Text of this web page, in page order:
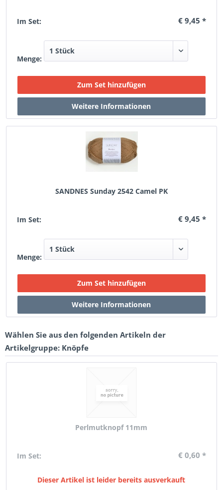
Im Set: € 9,45 *
Menge:
SANDNES Sunday 2542 Camel PK
Im Set: € 9,45 *
Menge:
Wählen Sie aus den folgenden Artikeln der
Artikelgruppe: Knöpfe
Perlmutknopf 11mm
Im Set: € 0,60 *
Dieser Artikel ist leider bereits ausverkauft